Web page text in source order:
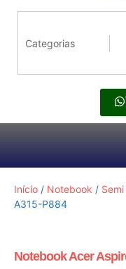
Início / Notebook /
A315-P884
Notebook Acer